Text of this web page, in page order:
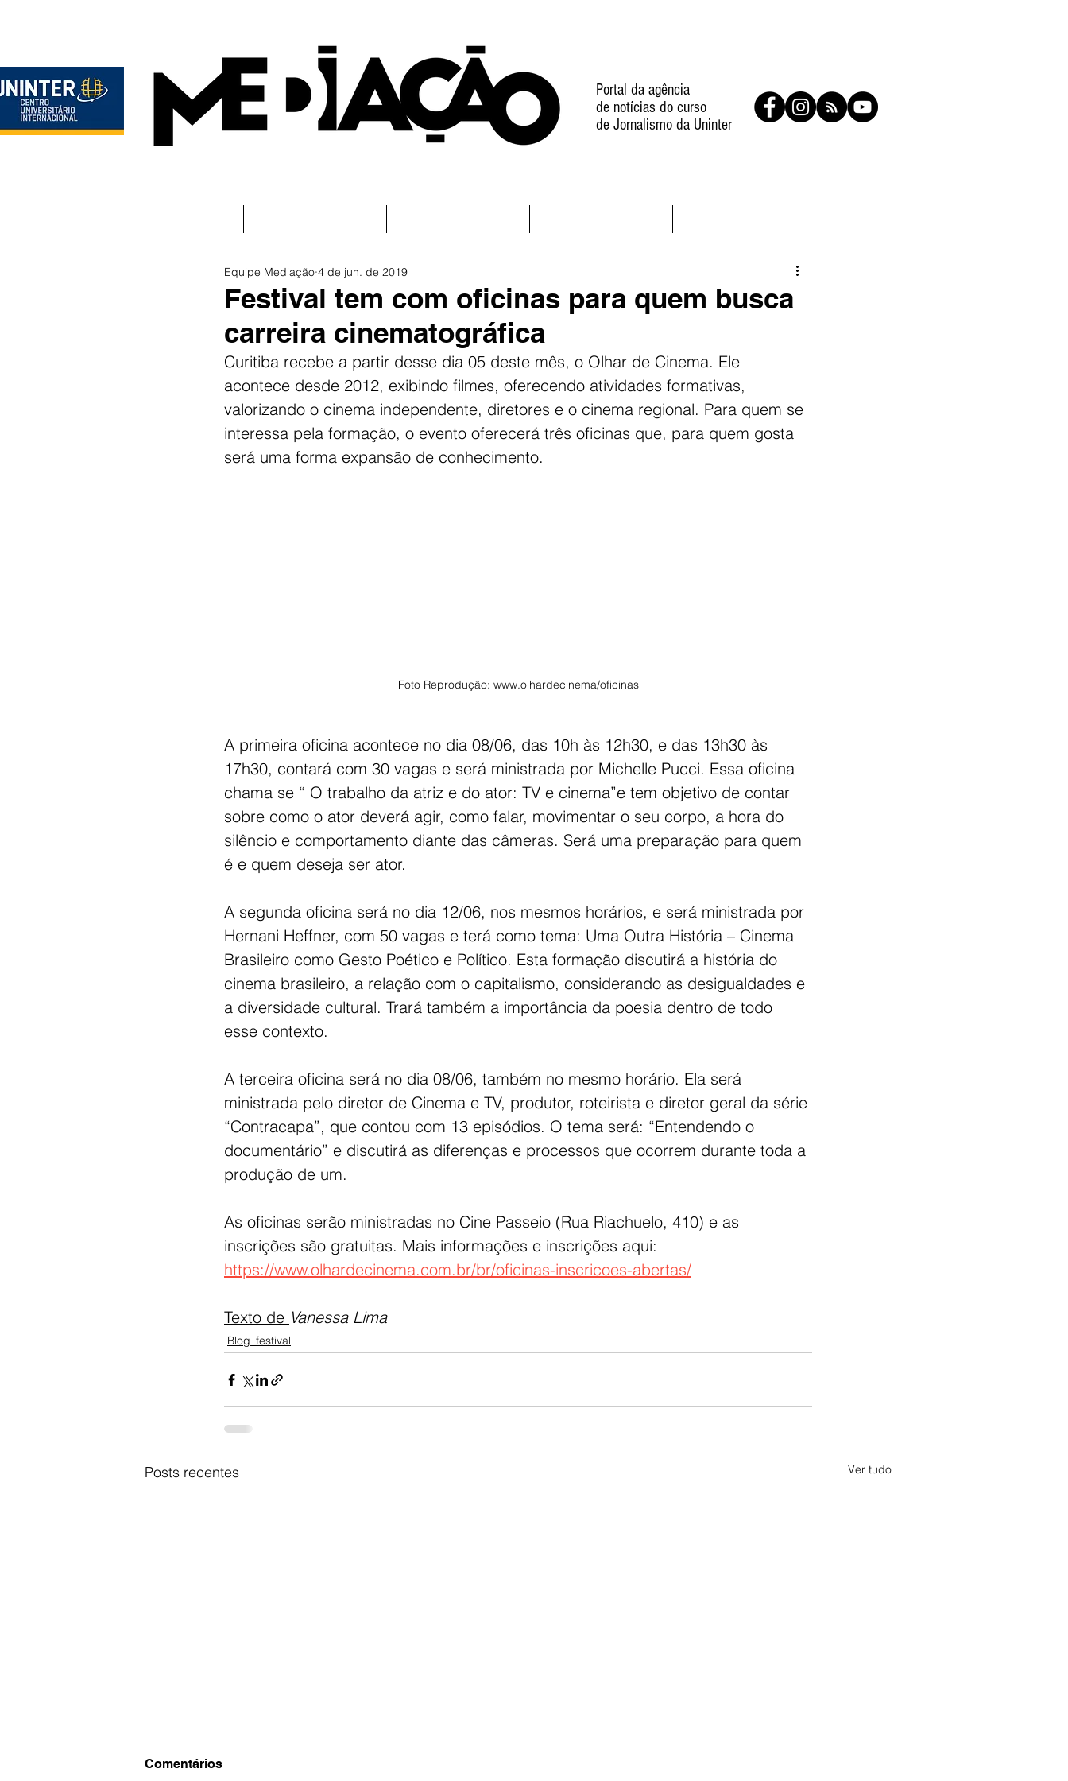
Portal da agência
de notícias do curso
de Jornalismo da Uninter
Festival tem com oficinas para quem busca
carreira cinematográfica
Equipe Mediação 4 de jun. de 2019
Curitiba recebe a partir desse dia 05 deste mês, o Olhar de Cinema. Ele
acontece desde 2012, exibindo filmes, oferecendo atividades formativas,
valorizando o cinema independente, diretores e o cinema regional. Para quem se
interessa pela formação, o evento oferecerá três oficinas que, para quem gosta
será uma forma expansão de conhecimento.
Foto Reprodução: www.olhardecinema/oficinas
A primeira oficina acontece no dia 08/06, das 10h às 12h30, e das 13h30 às
17h30, contará com 30 vagas e será ministrada por Michelle Pucci. Essa oficina
chama se “ O trabalho da atriz e do ator: TV e cinema”e tem objetivo de contar
sobre como o ator deverá agir, como falar, movimentar o seu corpo, a hora do
silêncio e comportamento diante das câmeras. Será uma preparação para quem
é e quem deseja ser ator.
A segunda oficina será no dia 12/06, nos mesmos horários, e será ministrada por
Hernani Heffner, com 50 vagas e terá como tema: Uma Outra História – Cinema
Brasileiro como Gesto Poético e Político. Esta formação discutirá a história do
cinema brasileiro, a relação com o capitalismo, considerando as desigualdades e
a diversidade cultural. Trará também a importância da poesia dentro de todo
esse contexto.
A terceira oficina será no dia 08/06, também no mesmo horário. Ela será
ministrada pelo diretor de Cinema e TV, produtor, roteirista e diretor geral da série
“Contracapa”, que contou com 13 episódios. O tema será: “Entendendo o
documentário” e discutirá as diferenças e processos que ocorrem durante toda a
produção de um.
As oficinas serão ministradas no Cine Passeio (Rua Riachuelo, 410) e as
inscrições são gratuitas. Mais informações e inscrições aqui:
https://www.olhardecinema.com.br/br/oficinas-inscricoes-abertas/
Texto de Vanessa Lima
Blog_festival
Posts recentes Ver tudo
Comentários